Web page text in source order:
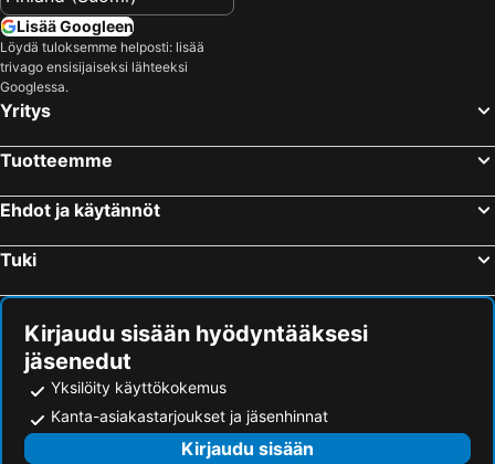
Jyväskylä, Länsi-Suomi Hotellit
Lappeenranta, Etelä-Suomi Hotellit
Lisää Googleen
Löydä tuloksemme helposti: lisää
trivago ensisijaiseksi lähteeksi
Googlessa.
Yritys
Tuotteemme
Ehdot ja käytännöt
Tuki
Kirjaudu sisään hyödyntääksesi
jäsenedut
Yksilöity käyttökokemus
Kanta-asiakastarjoukset ja jäsenhinnat
Kirjaudu sisään